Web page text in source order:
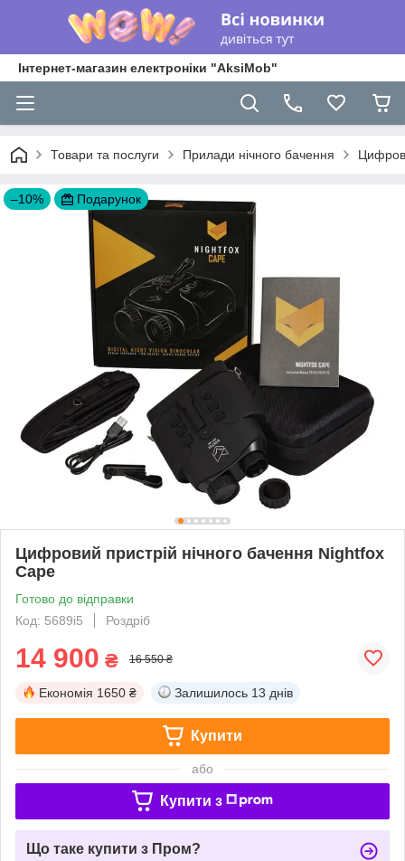
Інтернет-магазин електроніки "AksiMob"
Товари та послуги Прилади нічного бачення
–10% Подарунок
Цифровий пристрій нічного бачення Nightfox
Cape
Готово до відправки
Код: 5689і5
Роздріб
14 900 ₴ 16 550 ₴
Економія 1650 ₴ Залишилось 13 днів
Купити
або
Купити з
Що таке купити з Пром?